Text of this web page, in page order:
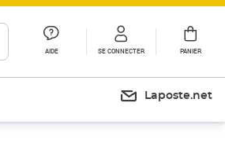
AIDE SE CONNECTER PANIER
Laposte.net